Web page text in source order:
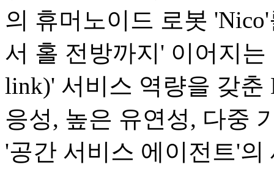
의 휴머노이드 로봇
서 홀 전방까지' 이어지
link)' 서비스 역량을 갖춘
응성, 높은 유연성, 다중
'공간 서비스 에이전트'